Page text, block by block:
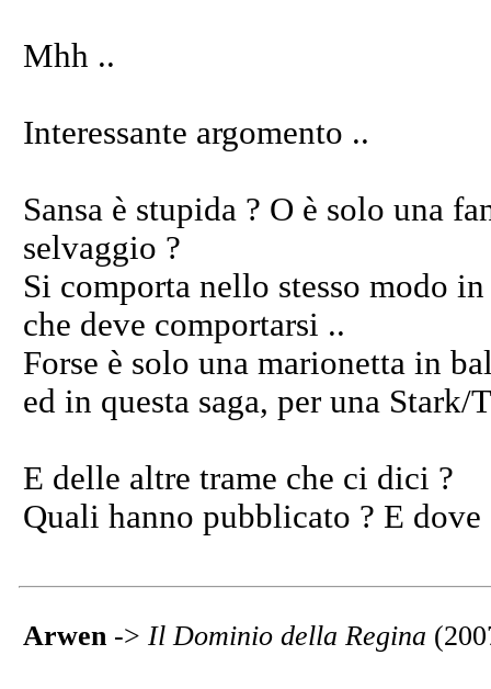
Mhh ..
Interessante argomento ..
Sansa è stupida ? O è solo una
selvaggio ?
Si comporta nello stesso modo
che deve comportarsi ..
Forse è solo una marionetta in
ed in questa saga, per una
E delle altre trame che ci dici ?
Quali hanno pubblicato ? E dove
Arwen -> Il Dominio della Regina